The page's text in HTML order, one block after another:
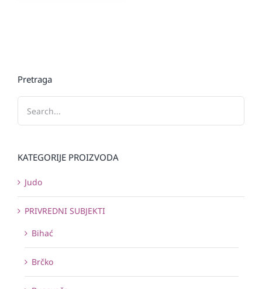
Pretraga
KATEGORIJE PROIZVODA
Judo
PRIVREDNI SUBJEKTI
Bihać
Brčko